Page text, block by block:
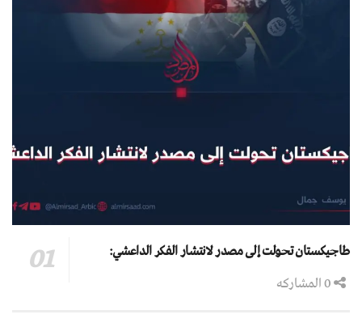
طاجيكستان تحولت إلى مصدر لانتشار الفكر الداعشي: